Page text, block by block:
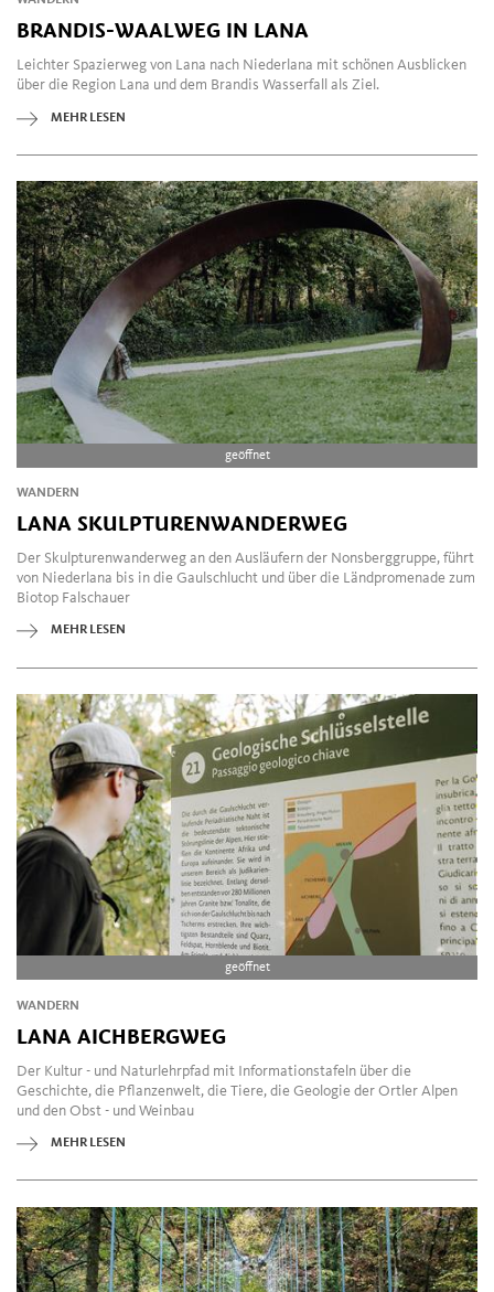
BRANDIS-WAALWEG IN LANA
Leichter Spazierweg von Lana nach Niederlana mit schönen Ausblicken
über die Region Lana und dem Brandis Wasserfall als Ziel.
MEHR LESEN
geöffnet
WANDERN
LANA SKULPTURENWANDERWEG
Der Skulpturenwanderweg an den Ausläufern der Nonsberggruppe, führt
von Niederlana bis in die Gaulschlucht und über die Ländpromenade zum
Biotop Falschauer
MEHR LESEN
geöffnet
WANDERN
LANA AICHBERGWEG
Der Kultur - und Naturlehrpfad mit Informationstafeln über die
Geschichte, die Pflanzenwelt, die Tiere, die Geologie der Ortler Alpen
und den Obst - und Weinbau
MEHR LESEN